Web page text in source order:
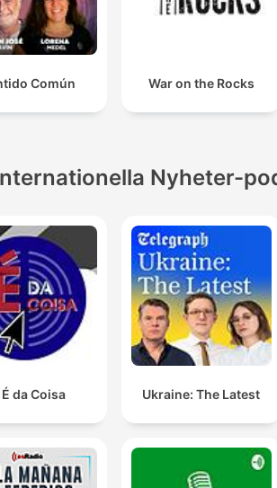
Común War on the Rocks
Nyheter-
É da Coisa Ukraine: The Latest